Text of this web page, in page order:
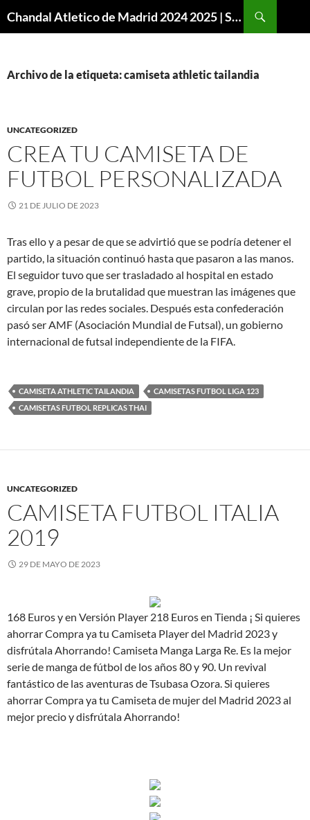
Chandal Atletico de Madrid 2024 2025 | SuperVigo
Archivo de la etiqueta: camiseta athletic tailandia
UNCATEGORIZED
CREA TU CAMISETA DE
FUTBOL PERSONALIZADA
21 DE JULIO DE 2023
Tras ello y a pesar de que se advirtió que se podría detener el
partido, la situación continuó hasta que pasaron a las manos.
El seguidor tuvo que ser trasladado al hospital en estado
grave, propio de la brutalidad que muestran las imágenes que
circulan por las redes sociales. Después esta confederación
pasó ser AMF (Asociación Mundial de Futsal), un gobierno
internacional de futsal independiente de la FIFA.
CAMISETA ATHLETIC TAILANDIA
CAMISETAS FUTBOL LIGA 123
CAMISETAS FUTBOL REPLICAS THAI
UNCATEGORIZED
CAMISETA FUTBOL ITALIA
2019
29 DE MAYO DE 2023
168 Euros y en Versión Player 218 Euros en Tienda ¡ Si quieres
ahorrar Compra ya tu Camiseta Player del Madrid 2023 y
disfrútala Ahorrando! Camiseta Manga Larga Re. Es la mejor
serie de manga de fútbol de los años 80 y 90. Un revival
fantástico de las aventuras de Tsubasa Ozora. Si quieres
ahorrar Compra ya tu Camiseta de mujer del Madrid 2023 al
mejor precio y disfrútala Ahorrando!